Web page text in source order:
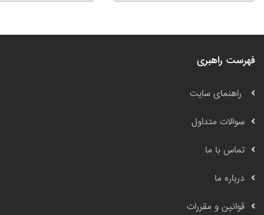
فهرست راهبری
راهنمای سایت
سوالات متداول
تماس با ما
درباره ما
قوانین و مقررات